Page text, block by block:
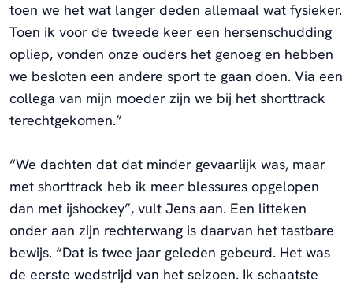
toen we het wat langer deden allemaal wat fysieker.
Toen ik voor de tweede keer een hersenschudding
opliep, vonden onze ouders het genoeg en hebben
we besloten een andere sport te gaan doen. Via een
collega van mijn moeder zijn we bij het shorttrack
terechtgekomen.”
“We dachten dat dat minder gevaarlijk was, maar
met shorttrack heb ik meer blessures opgelopen
dan met ijshockey”, vult Jens aan. Een litteken
onder aan zijn rechterwang is daarvan het tastbare
bewijs. “Dat is twee jaar geleden gebeurd. Het was
de eerste wedstrijd van het seizoen. Ik schaatste